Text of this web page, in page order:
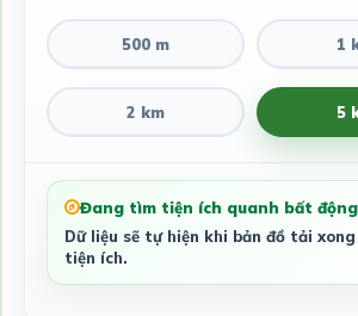
500 m 1
2 km 5
Đang tìm tiện ích quanh bất
Dữ liệu sẽ tự hiện khi bản đồ tải
tiện ích.